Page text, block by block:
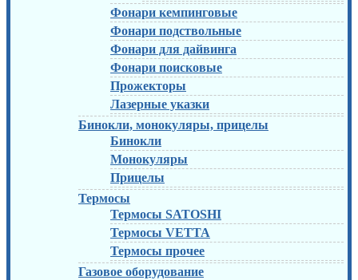
Фонари кемпинговые
Фонари подствольные
Фонари для дайвинга
Фонари поисковые
Прожекторы
Лазерные указки
Бинокли, монокуляры, прицелы
Бинокли
Монокуляры
Прицелы
Термосы
Термосы SATOSHI
Термосы VETTA
Термосы прочее
Газовое оборудование